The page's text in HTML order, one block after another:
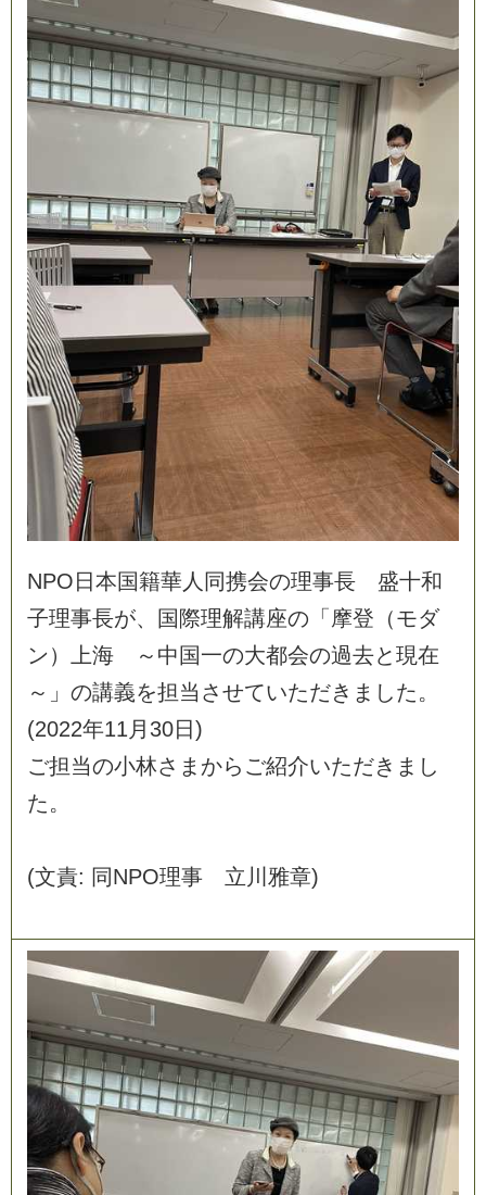
NPO日本国籍華 人 同携会の理事長 盛十和
子理事長が、 国際理解講座の 「摩登 （モダ
ン） 上海 ～ 中国一の大都会の過去と現在
～ 」 の講義を担当 させていただき ま した。
(2022年11 月 30日)
ご担当の小林さ ま から ご紹介いただき ま し
た。
(文責: 同NPO理事 立 川 雅章)